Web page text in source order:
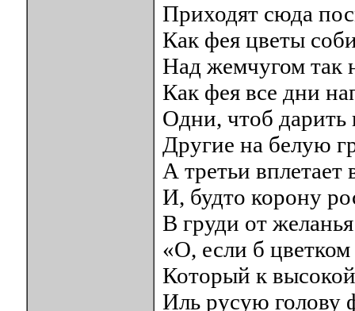
Приходят сюда
Как фея цветы
Над жемчугом так
Как фея все дни
Одни, чтоб
Другие на белую
А третьи
И, будто корону
В груди от
«О, если б
Который к
Иль русую голову